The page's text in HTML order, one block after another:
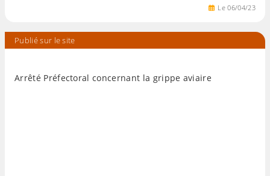
Le06/04/23
Publié sur le site
Arrêté Préfectoral concernant la grippe aviaire